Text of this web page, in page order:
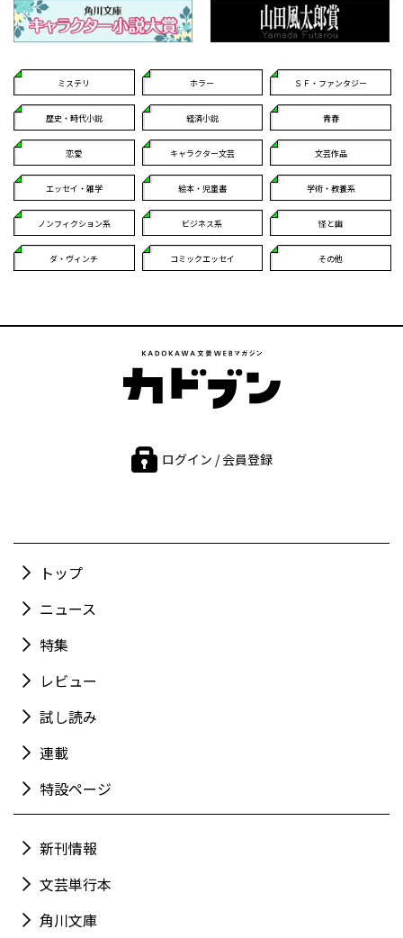
ミステリ ホラー ＳＦ・ファンタジー
歴史・時代小説 経済小説 青春
恋愛 キャラクター文芸 文芸作品
エッセイ・雑学 絵本・児童書 学術・教養系
ノンフィクション系 ビジネス系 怪と幽
ダ・ヴィンチ コミックエッセイ その他
ログイン / 会員登録
トップ
ニュース
特集
レビュー
試し読み
連載
特設ページ
新刊情報
文芸単行本
角川文庫